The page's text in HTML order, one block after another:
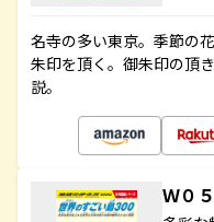
名寺の多い東京。季節の
朱印を頂く。御朱印の頂
説。
Ｗ０